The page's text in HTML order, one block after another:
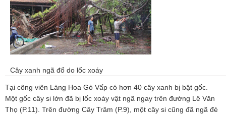
Cây xanh ngã đổ do lốc xoáy
Tại công viên Làng Hoa Gò Vấp có hơn 40 cây xanh bị bật gốc.
Một gốc cây si lớn đã bị lốc xoáy vật ngã ngay trên đường Lê Văn
Thọ (P.11). Trên đường Cây Trâm (P.9), một cây si cũng đã ngã đè